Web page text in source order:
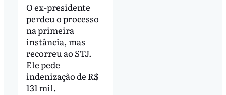
O ex-presidente
perdeu o processo
na primeira
instância, mas
recorreu ao STJ.
Ele pede
indenização de R$
131 mil.